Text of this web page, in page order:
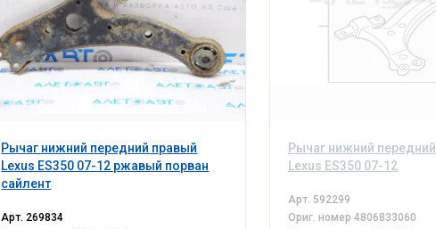
Рычаг нижний передний правый
Lexus ES350 07-12 ржавый порван
сайлент
Арт. 269834
Рычаг нижний
Lexus ES350 07-12
Арт. 592299
Ориг. номер 4806833060